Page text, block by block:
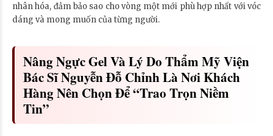
nhân hóa, đảm bảo sao cho vòng một mới phù hợp nhất với vóc
dáng và mong muốn của từng người.
Nâng Ngực Gel Và Lý Do Thẩm Mỹ Viện
Bác Sĩ Nguyễn Đỗ Chỉnh Là Nơi Khách
Hàng Nên Chọn Để “trao Trọn Niềm
Tin”